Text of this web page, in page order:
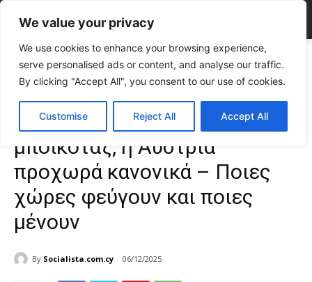
We value your privacy
We use cookies to enhance your browsing experience,
serve personalised ads or content, and analyse our traffic.
By clicking "Accept All", you consent to our use of cookies.
Customise Reject All Accept All
Home CELEBRITIES
Eurovision 2026: Παρά το μποϊκοτάζ, η Αυστρία
προχωρά κανονικά – Ποιες χώρες...
Eurovision 2026: Παρά το
μποϊκοτάζ, η Αυστρία
προχωρά κανονικά – Ποιες
χώρες φεύγουν και ποιες
μένουν
By Socialista.com.cy 06/12/2025